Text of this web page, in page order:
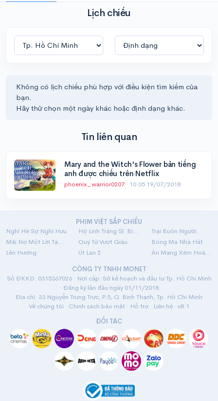
Lịch chiếu
Không có lịch chiếu phù hợp với điều kiện tìm kiếm của
bạn.
Hãy thử chọn một ngày khác hoặc định dạng khác.
Tin liên quan
Mary and the Witch's Flower bản tiếng
anh được chiếu trên Netflix
phoenix_warrior0207 · 10:05 19/07/2018
PHIM VIỆT SẮP CHIẾU
Nghỉ Hè Sợ Nghỉ Hưu
Hộ Linh Tráng Sĩ: Bí Ẩn Mộ Vua Đinh
Trại Buôn Người
Mãi Nợ Một Lời Tạm Biệt
Quý Tử Vượt Giàu
Bóng Ma Nhà Hát
Lên Hương
Út Lan 2
Án Mạng Xém Hoàn Hảo
CÔNG TY TNHH MONET
Số ĐKKD: 0315367026 · Nơi cấp: Sở kế hoạch và đầu tư Tp. Hồ Chí Minh
· Đăng ký lần đầu ngày 01/11/2018
Địa chỉ: 33 Nguyễn Trung Trực, P.5, Q. Bình Thạnh, Tp. Hồ Chí Minh
Về chúng tôi · Chính sách bảo mật · Hỗ trợ · Liên hệ · v8.1
ĐỐI TÁC